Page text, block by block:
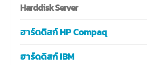
HarddiskServer
ฮาร์ดดิสก์ HP Compaq
ฮาร์ดดิสก์ IBM